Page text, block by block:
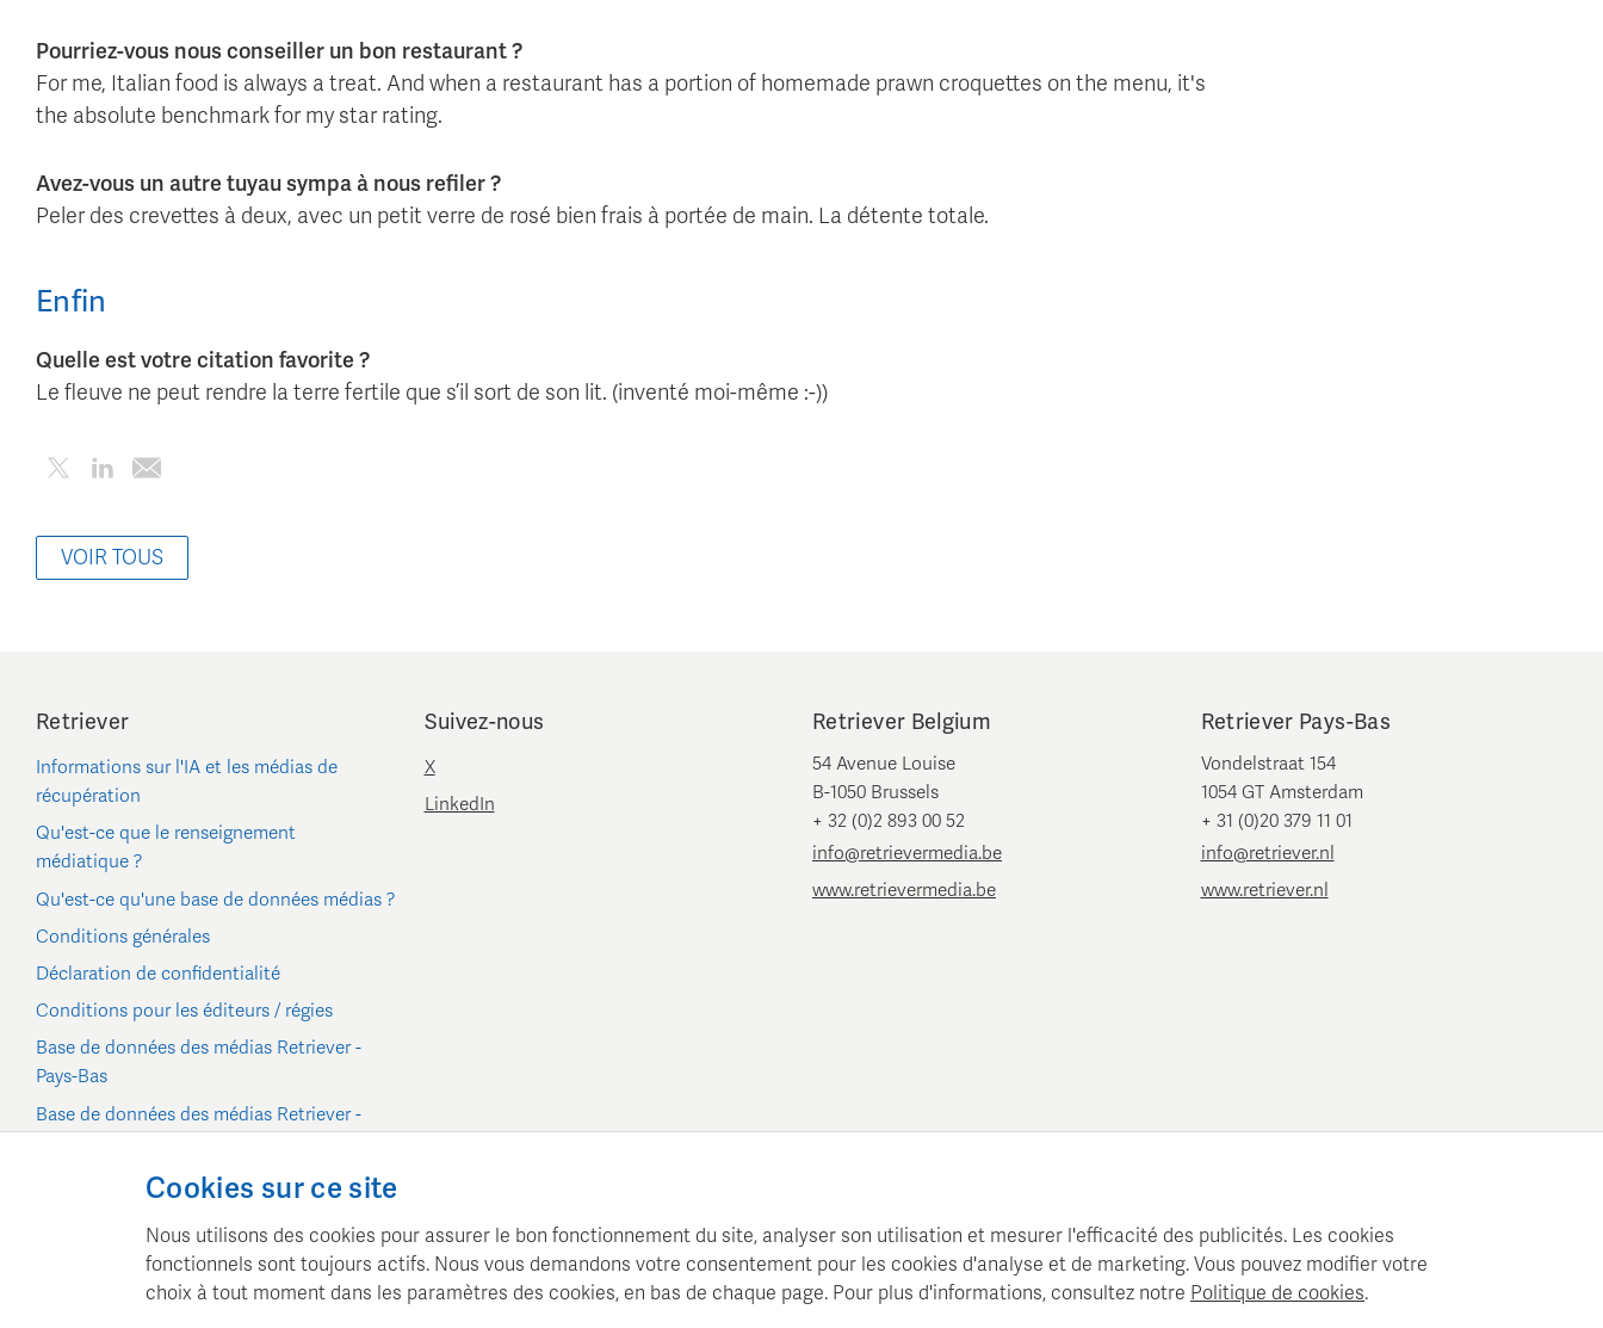
Pourriez-vous nous conseiller un bon restaurant ?
For me, Italian food is always a treat. And when a restaurant has a portion of homemade prawn croquettes on the menu, it's
the absolute benchmark for my star rating.
Avez-vous un autre tuyau sympa à nous refiler ?
Peler des crevettes à deux, avec un petit verre de rosé bien frais à portée de main. La détente totale.
Enfin
Quelle est votre citation favorite ?
Le fleuve ne peut rendre la terre fertile que s’il sort de son lit. (inventé moi-même :-))
VOIR TOUS
Retriever
Informations sur l'IA et les médias de
récupération
Qu'est-ce que le renseignement
médiatique ?
Qu'est-ce qu'une base de données médias ?
Conditions générales
Déclaration de confidentialité
Conditions pour les éditeurs / régies
Base de données des médias Retriever -
Pays-Bas
Base de données des médias Retriever -
Paramètres des cookies
Suivez-nous
X
LinkedIn
Retriever Belgium
54 Avenue Louise
B-1050 Brussels
+ 32 (0)2 893 00 52
info@retrievermedia.be
www.retrievermedia.be
Retriever Pays-Bas
Vondelstraat 154
1054 GT Amsterdam
+ 31 (0)20 379 11 01
info@retriever.nl
www.retriever.nl
Cookies sur ce site
Nous utilisons des cookies pour assurer le bon fonctionnement du site, analyser son utilisation et mesurer l'efficacité des publicités. Les cookies
fonctionnels sont toujours actifs. Nous vous demandons votre consentement pour les cookies d'analyse et de marketing. Vous pouvez modifier votre
choix à tout moment dans les paramètres des cookies, en bas de chaque page. Pour plus d'informations, consultez notre Politique de cookies.